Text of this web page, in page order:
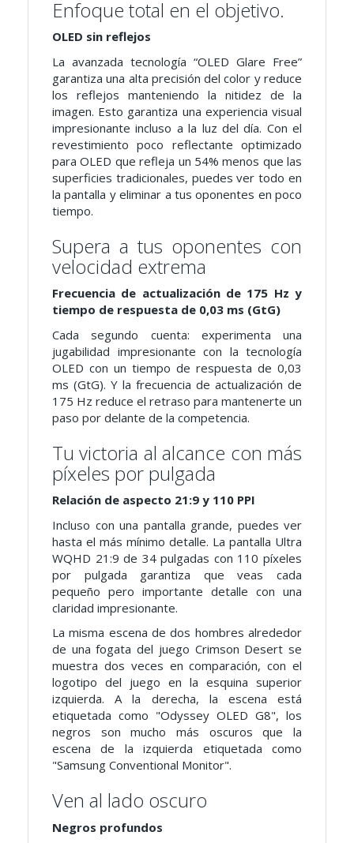
Enfoque total en el objetivo.
OLED sin reflejos
La avanzada tecnología “OLED Glare Free”
garantiza una alta precisión del color y reduce
los reflejos manteniendo la nitidez de la
imagen. Esto garantiza una experiencia visual
impresionante incluso a la luz del día. Con el
revestimiento poco reflectante optimizado
para OLED que refleja un 54% menos que las
superficies tradicionales, puedes ver todo en
la pantalla y eliminar a tus oponentes en poco
tiempo.
Supera a tus oponentes con
velocidad extrema
Frecuencia de actualización de 175 Hz y
tiempo de respuesta de 0,03 ms (GtG)
Cada segundo cuenta: experimenta una
jugabilidad impresionante con la tecnología
OLED con un tiempo de respuesta de 0,03
ms (GtG). Y la frecuencia de actualización de
175 Hz reduce el retraso para mantenerte un
paso por delante de la competencia.
Tu victoria al alcance con más
píxeles por pulgada
Relación de aspecto 21:9 y 110 PPI
Incluso con una pantalla grande, puedes ver
hasta el más mínimo detalle. La pantalla Ultra
WQHD 21:9 de 34 pulgadas con 110 píxeles
por pulgada garantiza que veas cada
pequeño pero importante detalle con una
claridad impresionante.
La misma escena de dos hombres alrededor
de una fogata del juego Crimson Desert se
muestra dos veces en comparación, con el
logotipo del juego en la esquina superior
izquierda. A la derecha, la escena está
etiquetada como "Odyssey OLED G8", los
negros son mucho más oscuros que la
escena de la izquierda etiquetada como
"Samsung Conventional Monitor".
Ven al lado oscuro
Negros profundos